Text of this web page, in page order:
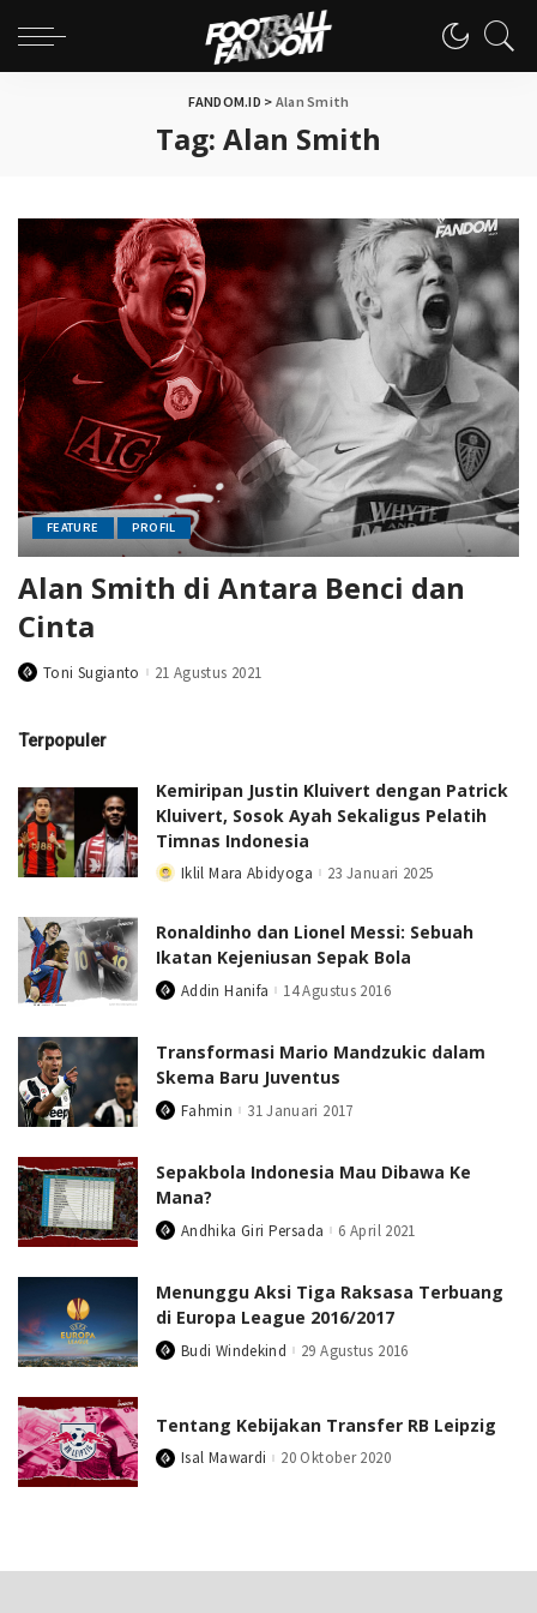
FANDOM.ID > Alan Smith
Tag: Alan Smith
FEATURE PROFIL
Alan Smith di Antara Benci dan
Cinta
PostedToni Sugianto 21 Agustus 2021
Terpopuler
Kemiripan Justin Kluivert dengan Patrick
Kluivert, Sosok Ayah Sekaligus Pelatih
Timnas Indonesia
PostedIklil Mara Abidyoga 23 Januari 2025
Ronaldinho dan Lionel Messi: Sebuah
Ikatan Kejeniusan Sepak Bola
PostedAddin Hanifa 14 Agustus 2016
Transformasi Mario Mandzukic dalam
Skema Baru Juventus
PostedFahmin 31 Januari 2017
Sepakbola Indonesia Mau Dibawa Ke
Mana?
PostedAndhika Giri Persada 6 April 2021
Menunggu Aksi Tiga Raksasa Terbuang
di Europa League 2016/2017
PostedBudi Windekind 29 Agustus 2016
Tentang Kebijakan Transfer RB Leipzig
PostedIsal Mawardi 20 Oktober 2020